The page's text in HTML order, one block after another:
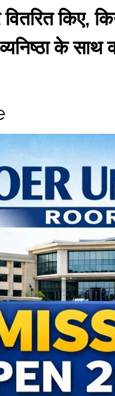
किए,
के